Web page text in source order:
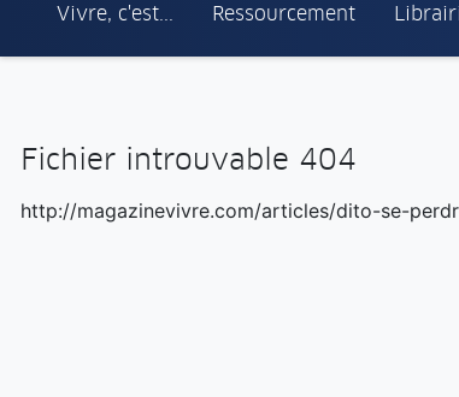
Vivre, c'est... Ressourcement
Fichier introuvable 404
http://magazinevivre.com/articles/dito-se-